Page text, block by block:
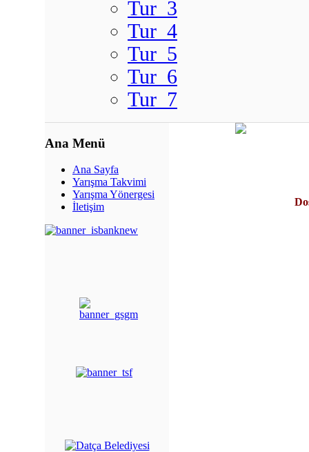
Tur_3
Tur_4
Tur_5
Tur_6
Tur_7
Ana Menü
Ana Sayfa
Yarışma Takvimi
Yarışma Yönergesi
İletişim